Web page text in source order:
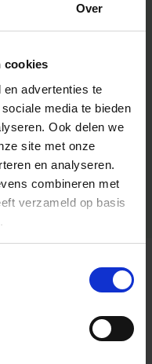
Over
cookies
advertenties te
media te bieden
Ook delen we
site met onze
en analyseren.
combineren met
verzameld op basis